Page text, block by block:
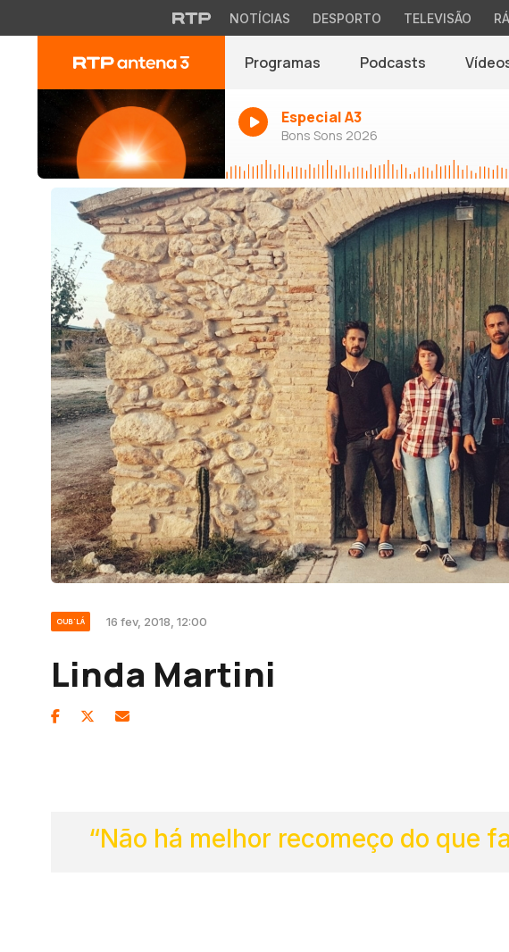
NOTÍCIAS DESPORTO TELEVISÃO
Programas Podcasts
Especial A3
Bons Sons 2026
OUB'LÁ 16 fev, 2018, 12:00
Linda Martini
“Não há melhor recomeço do que